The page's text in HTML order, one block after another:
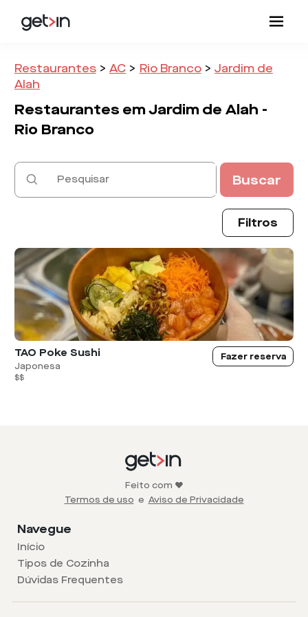
Restaurantes > AC > Rio Branco > Jardim de
Alah
Restaurantes emJardim de Alah -
Rio Branco
Buscar
Filtros
TAO Poke Sushi
Japonesa
$$
Fazer reserva
Feito com ❤️
Termos de uso e Aviso de Privacidade
Navegue
Início
Tipos de Cozinha
Dúvidas Frequentes